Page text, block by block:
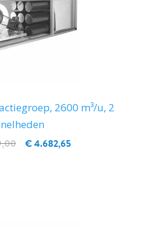
2600 m³/u, 2
€ 4.682,65